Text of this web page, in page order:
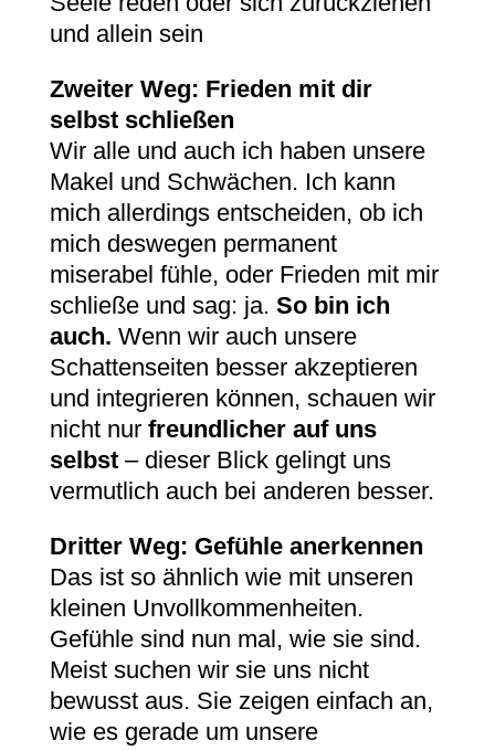
und allein sein
Zweiter Weg: Frieden mit dir
selbst schließen
Wir alle und auch ich haben unsere
Makel und Schwächen. Ich kann
mich allerdings entscheiden, ob ich
mich deswegen permanent
miserabel fühle, oder Frieden mit mir
schließe und sag: ja. So bin ich
auch. Wenn wir auch unsere
Schattenseiten besser akzeptieren
und integrieren können, schauen wir
nicht nur freundlicher auf uns
selbst– dieser Blick gelingt uns
vermutlich auch bei anderen besser.
Dritter Weg: Gefühle anerkennen
Das ist so ähnlich wie mit unseren
kleinen Unvollkommenheiten.
Gefühle sind nun mal, wie sie sind.
Meist suchen wir sie uns nicht
bewusst aus. Sie zeigen einfach an,
wie es gerade um unsere